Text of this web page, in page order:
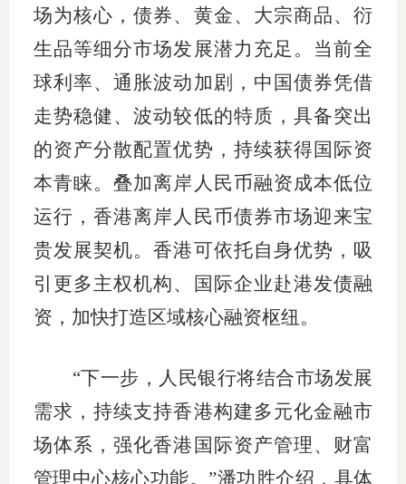
国际期
会员大
会员动
普法宣
境内外
行业要
图片新
场为核心，债券、黄金、大宗商品、衍
生品等细分市场发展潜力充足。当前全
球利率、通胀波动加剧，中国债券凭借
走势稳健、波动较低的特质，具备突出
的资产分散配置优势，持续获得国际资
本青睐。叠加离岸人民币融资成本低位
运行，香港离岸人民币债券市场迎来宝
贵发展契机。香港可依托自身优势，吸
引更多主权机构、国际企业赴港发债融
资，加快打造区域核心融资枢纽。
“下一步，人民银行将结合市场发展
需求，持续支持香港构建多元化金融市
场体系，强化香港国际资产管理、财富
管理中心核心功能。”潘功胜介绍，具体